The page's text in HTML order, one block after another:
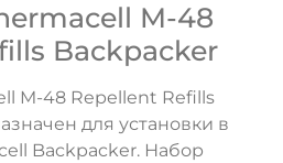
M-48
Backpacker
M-48 Repellent Refills
для установки в
Backpacker. Набор
НЕТ